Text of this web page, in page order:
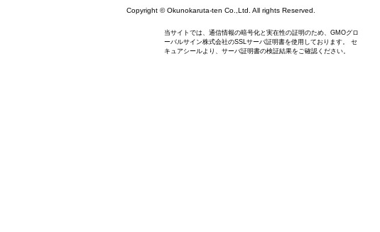
Copyright © Okunokaruta-ten Co.,Ltd. All rights Reserved.
当サイトでは、通信情報の暗号化と実在性の証明のため、GMOグロ
ーバルサイン株式会社のSSLサーバ証明書を使用しております。 セ
キュアシールより、サーバ証明書の検証結果をご確認ください。